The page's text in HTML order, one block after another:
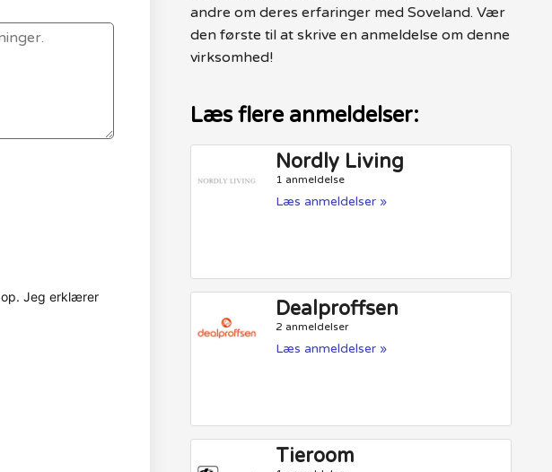
op. Jeg erklærer
andre om deres erfaringer med Soveland. Vær
den første til at skrive en anmeldelse om denne
virksomhed!
Læs flere anmeldelser:
Nordly Living
1 anmeldelse
Læs anmeldelser »
Dealproffsen
2 anmeldelser
Læs anmeldelser »
Tieroom